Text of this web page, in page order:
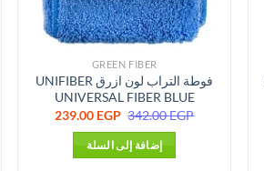
GREEN FIBER
فوطة التراب لون ازرق UNIFIBER
UNIVERSAL FIBER BLUE
342.00EGP
السعر
هو:
342.00 EGP.
239.00 EGP
السعر
إضافة إلى السلة